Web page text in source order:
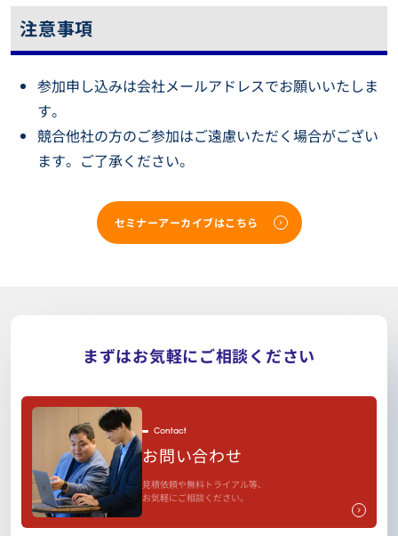
注意事項
参加申し込みは会社メールアドレスでお願いいたしま
す。
競合他社の方のご参加はご遠慮いただく場合がござい
ます。ご了承ください。
セミナーアーカイブはこちら
まずはお気軽にご相談ください
Contact
お問い合わせ
見積依頼や無料トライアル等、
お気軽にご相談ください。